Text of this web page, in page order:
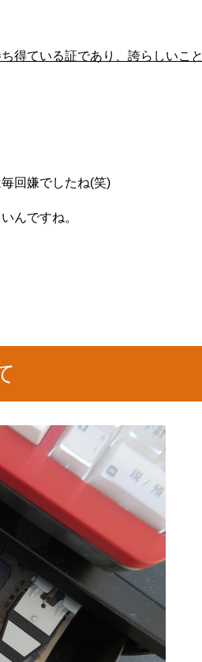
得ている証であり、誇らしいこと
回嫌でしたね(笑)
んですね。